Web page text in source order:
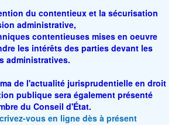
du contentieux et la sécurisation
administrative,
contentieuses mises en oeuvre
les intérêts des parties devant les
administratives.
de l'actualité jurisprudentielle en droit
publique sera également présenté
du Conseil d'État.
vous en ligne dès à présent